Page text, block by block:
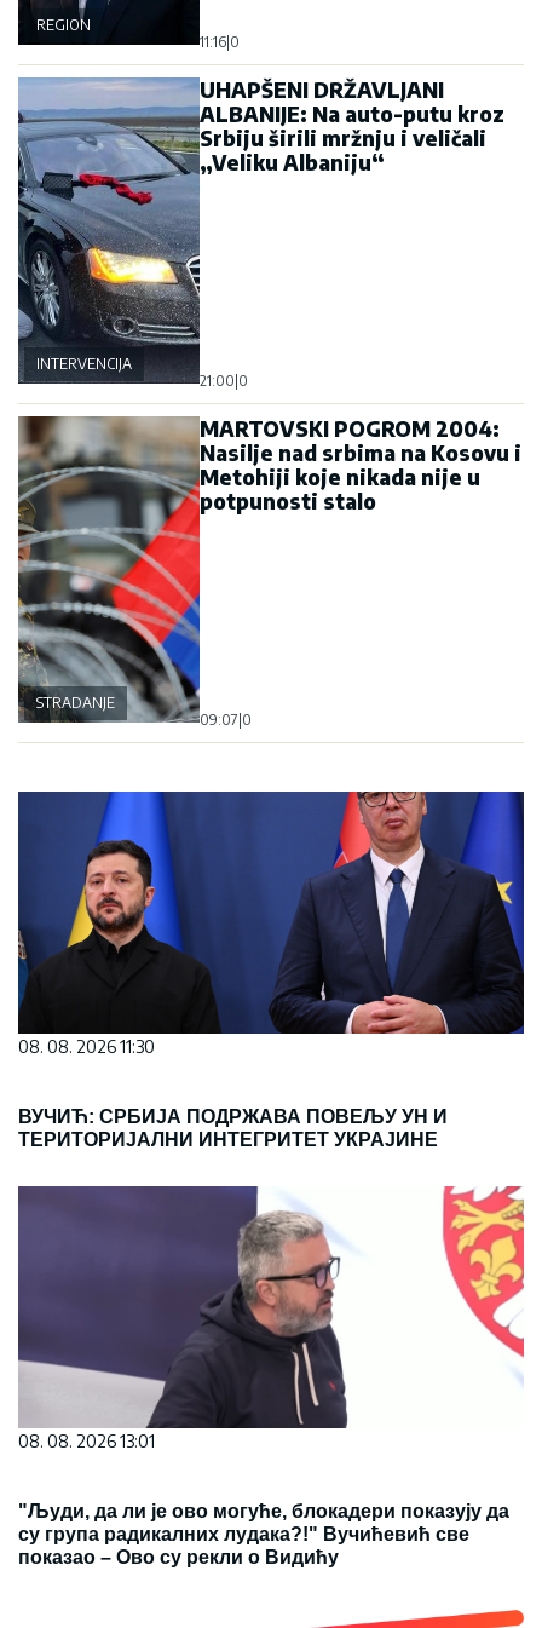
REGION
11:16 0
INTERVENCIJA
UHAPŠENI DRŽAVLJANI
ALBANIJE: Na auto-putu kroz
Srbiju širili mržnju i veličali
„Veliku Albaniju“
21:00 0
STRADANJE
MARTOVSKI POGROM 2004:
Nasilje nad srbima na Kosovu i
Metohiji koje nikada nije u
potpunosti stalo
09:07 0
08. 08. 2026 11:30
ВУЧИЋ: СРБИЈА ПОДРЖАВА ПОВЕЉУ УН И
ТЕРИТОРИЈАЛНИ ИНТЕГРИТЕТ УКРАЈИНЕ
08. 08. 2026 13:01
"Људи, да ли је ово могуће, блокадери показују да
су група радикалних лудака?!" Вучићевић све
показао – Ово су рекли о Видићу